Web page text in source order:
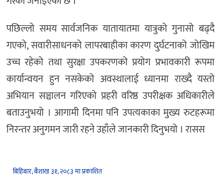
पछिल्लो समय सार्वजनिक यातायातमा यात्रुको गुनासो बढ्दै
गएको, सवारीसाधनको लापरबाहीका कारण दुर्घटनाको जोखिम
उच्च रहेको तथा सुरक्षा उपकरणको प्रयोग प्रभावकारी रूपमा
कार्यान्वयन हुन नसकेको अवस्थालाई ध्यानमा राख्दै यस्तो
अभियान सञ्चालन गरिएको प्रहरी वरिष्ठ उपरीक्षक अधिकारीले
बताउनुभयो । आगामी दिनमा पनि उपत्यकाका मुख्य रुटहरूमा
निरन्तर अनुगमन जारी रहने उहाँले जानकारी दिनुभयो । रासस
बिहिबार, बैशाख ३१, २०८३ मा प्रकाशित